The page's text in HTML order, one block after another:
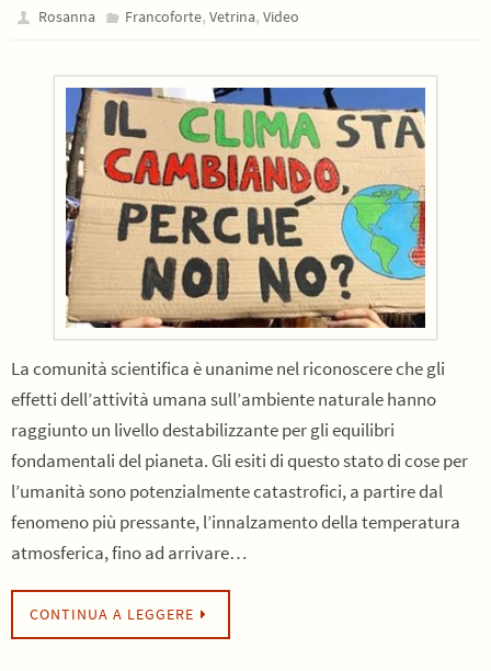
Rosanna Francoforte, Vetrina, Video
La comunità scientifica è unanime nel riconoscere che gli
effetti dell’attività umana sull’ambiente naturale hanno
raggiunto un livello destabilizzante per gli equilibri
fondamentali del pianeta. Gli esiti di questo stato di cose per
l’umanità sono potenzialmente catastrofici, a partire dal
fenomeno più pressante, l’innalzamento della temperatura
atmosferica, fino ad arrivare…
CONTINUA A LEGGERE